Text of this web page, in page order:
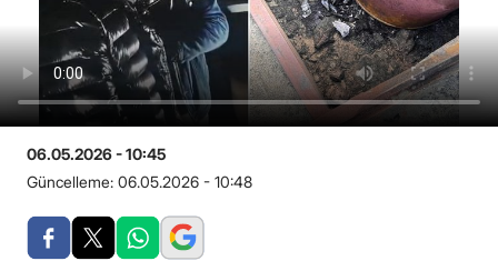
06.05.2026 - 10:45
Güncelleme: 06.05.2026 - 10:48